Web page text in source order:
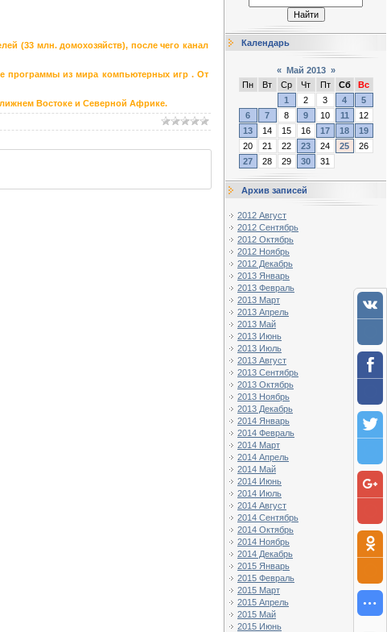
(33 млн. домохозяйств), после чего канал
программы из мира компьютерных игр . Oт
Востоке и Северной Африке.
Календарь
« Май 2013 »
Пн
Вт Ср Чт Пт Сб
Вс
1
2 3 4
5
6
7 8 9 10 11
12
13
14 15 16 17 18
19
20
21 22 23 24 25
26
27
28 29 30 31
Архив записей
2012 Август
2012 Сентябрь
2012 Октябрь
2012 Ноябрь
2012 Декабрь
2013 Январь
2013 Февраль
2013 Март
2013 Апрель
2013 Май
2013 Июнь
2013 Июль
2013 Август
2013 Сентябрь
2013 Октябрь
2013 Ноябрь
2013 Декабрь
2014 Январь
2014 Февраль
2014 Март
2014 Апрель
2014 Май
2014 Июнь
2014 Июль
2014 Август
2014 Сентябрь
2014 Октябрь
2014 Ноябрь
2014 Декабрь
2015 Январь
2015 Февраль
2015 Март
2015 Апрель
2015 Май
2015 Июнь